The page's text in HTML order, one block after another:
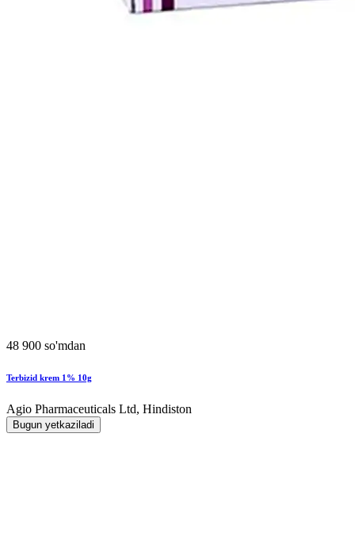
48 900 so'mdan
Terbizid krem 1% 10g
Agio Pharmaceuticals Ltd, Hindiston
Bugun yetkaziladi